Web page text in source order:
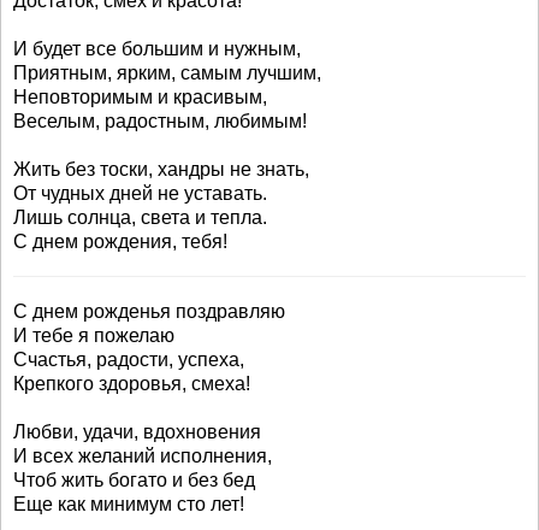
И будет все большим и нужным,
Приятным, ярким, самым лучшим,
Неповторимым и красивым,
Веселым, радостным, любимым!
Жить без тоски, хандры не знать,
От чудных дней не уставать.
Лишь солнца, света и тепла.
С днем рождения, тебя!
С днем рожденья поздравляю
И тебе я пожелаю
Счастья, радости, успеха,
Крепкого здоровья, смеха!
Любви, удачи, вдохновения
И всех желаний исполнения,
Чтоб жить богато и без бед
Еще как минимум сто лет!